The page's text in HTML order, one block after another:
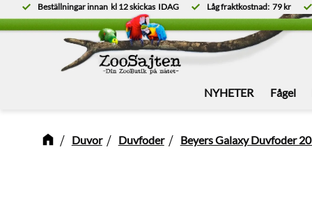
Beställningar innan kl 12skickas IDAG Låg fraktkostnad: 79 kr
NYHETER Fågel
Duvor Duvfoder Beyers Galaxy Duvfoder